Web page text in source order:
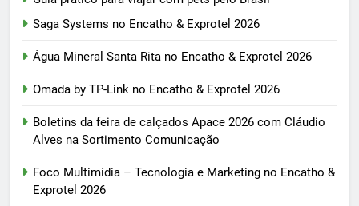
Saga Systems no Encatho & Exprotel 2026
Água Mineral Santa Rita no Encatho & Exprotel 2026
Omada by TP-Link no Encatho & Exprotel 2026
Boletins da feira de calçados Apace 2026 com Cláudio
Alves na Sortimento Comunicação
Foco Multimídia – Tecnologia e Marketing no Encatho &
Exprotel 2026